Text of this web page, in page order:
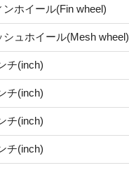
ンホイール(Fin wheel)
シュホイール(Mesh wheel)
チ(inch)
チ(inch)
チ(inch)
チ(inch)